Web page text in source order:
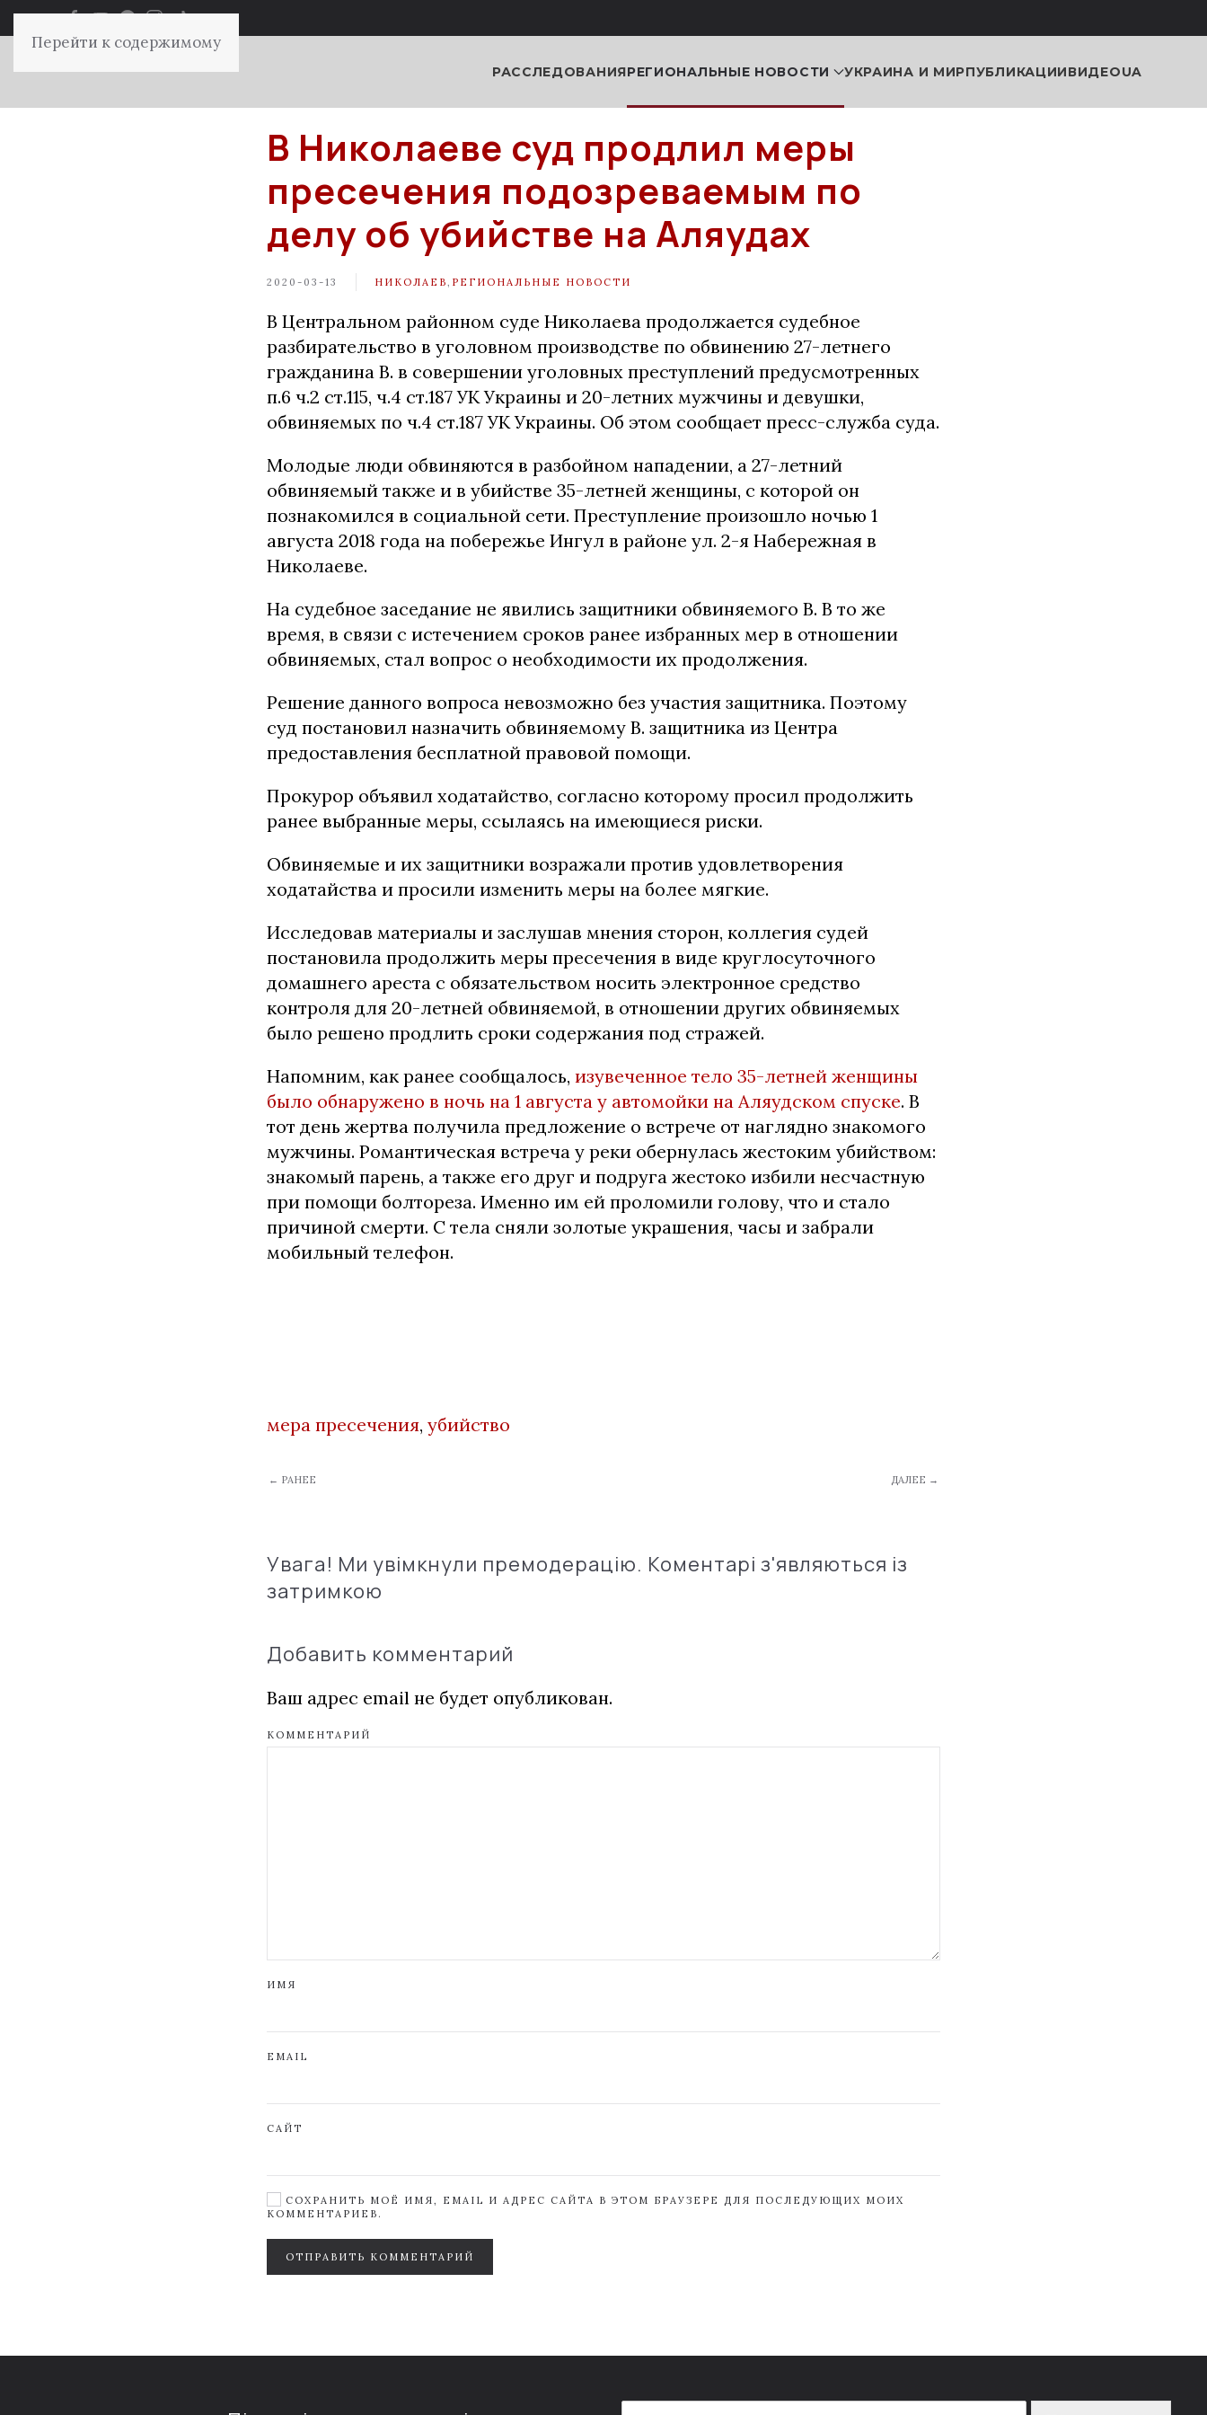
Перейти к содержимому
РАССЛЕДОВАНИЯРЕГИОНАЛЬНЫЕ НОВОСТИ УКРАИНА И МИРПУБЛИКАЦИИВИДЕОUA
В Николаеве суд продлил меры
пресечения подозреваемым по
делу об убийстве на Аляудах
2020-03-13 НИКОЛАЕВ РЕГИОНАЛЬНЫЕ НОВОСТИ
В Центральном районном суде Николаева продолжается судебное
разбирательство в уголовном производстве по обвинению 27-летнего
гражданина В. в совершении уголовных преступлений предусмотренных
п.6 ч.2 ст.115, ч.4 ст.187 УК Украины и 20-летних мужчины и девушки,
обвиняемых по ч.4 ст.187 УК Украины. Об этом сообщает пресс-служба суда.
Молодые люди обвиняются в разбойном нападении, а 27-летний
обвиняемый также и в убийстве 35-летней женщины, с которой он
познакомился в социальной сети. Преступление произошло ночью 1
августа 2018 года на побережье Ингул в районе ул. 2-я Набережная в
Николаеве.
На судебное заседание не явились защитники обвиняемого В. В то же
время, в связи с истечением сроков ранее избранных мер в отношении
обвиняемых, стал вопрос о необходимости их продолжения.
Решение данного вопроса невозможно без участия защитника. Поэтому
суд постановил назначить обвиняемому В. защитника из Центра
предоставления бесплатной правовой помощи.
Прокурор объявил ходатайство, согласно которому просил продолжить
ранее выбранные меры, ссылаясь на имеющиеся риски.
Обвиняемые и их защитники возражали против удовлетворения
ходатайства и просили изменить меры на более мягкие.
Исследовав материалы и заслушав мнения сторон, коллегия судей
постановила продолжить меры пресечения в виде круглосуточного
домашнего ареста с обязательством носить электронное средство
контроля для 20-летней обвиняемой, в отношении других обвиняемых
было решено продлить сроки содержания под стражей.
Напомним, как ранее сообщалось, изувеченное тело 35-летней женщины
было обнаружено в ночь на 1 августа у автомойки на Аляудском спуске. В
тот день жертва получила предложение о встрече от наглядно знакомого
мужчины. Романтическая встреча у реки обернулась жестоким убийством:
знакомый парень, а также его друг и подруга жестоко избили несчастную
при помощи болтореза. Именно им ей проломили голову, что и стало
причиной смерти. С тела сняли золотые украшения, часы и забрали
мобильный телефон.
мера пресечения, убийство
← РАНЕЕ ДАЛЕЕ →
Увага! Ми увімкнули премодерацію. Коментарі з'являються із
затримкою
Добавить комментарий
Ваш адрес email не будет опубликован.
КОММЕНТАРИЙ
ИМЯ
EMAIL
САЙТ
СОХРАНИТЬ МОЁ ИМЯ, EMAIL И АДРЕС САЙТА В ЭТОМ БРАУЗЕРЕ ДЛЯ ПОСЛЕДУЮЩИХ МОИХ
КОММЕНТАРИЕВ.
ОТПРАВИТЬ КОММЕНТАРИЙ